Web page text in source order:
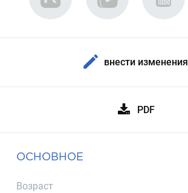
внести изменения
PDF
ОСНОВНОЕ
Возраст